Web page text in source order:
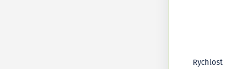
Rychlost